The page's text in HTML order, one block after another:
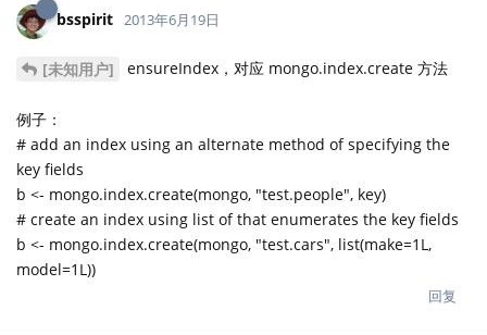
bsspirit 2013年6月19日
[未知用户] ensureIndex，对应 mongo.index.create 方法
例子：
# add an index using an alternate method of specifying the
key fields
b <- mongo.index.create(mongo, "test.people", key)
# create an index using list of that enumerates the key fields
b <- mongo.index.create(mongo, "test.cars", list(make=1L,
model=1L))
回复